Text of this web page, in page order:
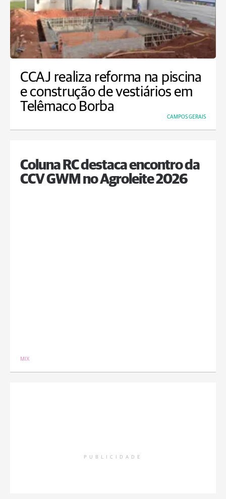
CCAJ realiza reforma na piscina
e construção de vestiários em
Telêmaco Borba
CAMPOS GERAIS
Coluna RC destaca encontro da
CCV GWM no Agroleite 2026
MIX
PUBLICIDADE